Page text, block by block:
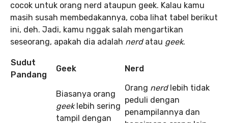
cocok untuk orang nerd ataupun geek. Kalau kamu
masih susah membedakannya, coba lihat tabel berikut
ini, deh. Jadi, kamu nggak salah mengartikan
seseorang, apakah dia adalah nerdatau geek.
Sudut
Pandang
Geek Nerd
Biasanya orang
geeklebih sering
tampil dengan
Orang nerdlebih tidak
peduli dengan
penampilannya dan